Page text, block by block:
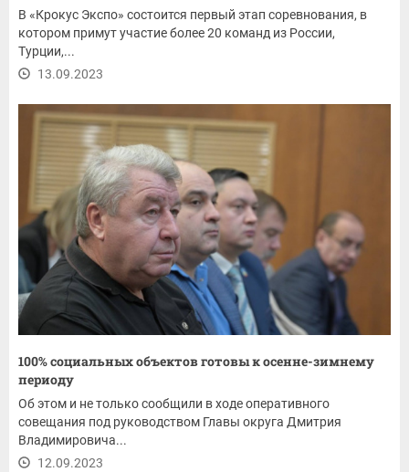
В «Крокус Экспо» состоится первый этап соревнования, в
котором примут участие более 20 команд из России,
Турции,...
13.09.2023
100% социальных объектов готовы к осенне-зимнему
периоду
Об этом и не только сообщили в ходе оперативного
совещания под руководством Главы округа Дмитрия
Владимировича...
12.09.2023